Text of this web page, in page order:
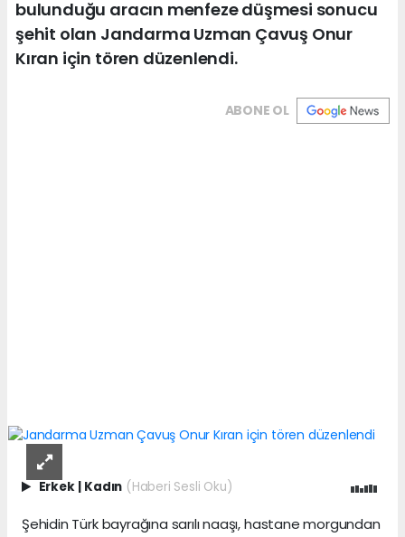
bulunduğu aracın menfeze düşmesi sonucu
şehit olan Jandarma Uzman Çavuş Onur
Kıran için tören düzenlendi.
ABONE OL
Erkek Kadın (Haberi Sesli Oku)
Şehidin Türk bayrağına sarılı naaşı, hastane morgundan